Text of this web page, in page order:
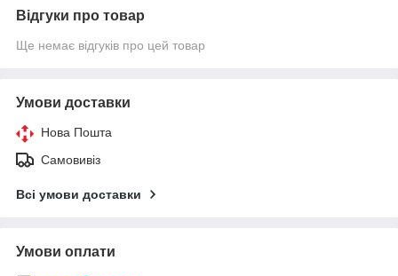
Відгуки про товар
Ще немає відгуків про цей товар
Умови доставки
Нова Пошта
Самовивіз
Всі умови доставки
Умови оплати